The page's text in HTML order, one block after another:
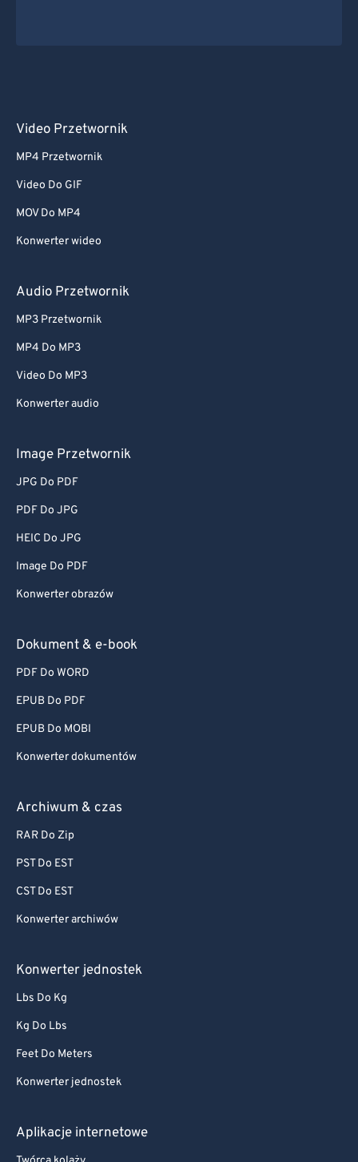
Video Przetwornik
MP4 Przetwornik
Video Do GIF
MOV Do MP4
Konwerter wideo
Audio Przetwornik
MP3 Przetwornik
MP4 Do MP3
Video Do MP3
Konwerter audio
Image Przetwornik
JPG Do PDF
PDF Do JPG
HEIC Do JPG
Image Do PDF
Konwerter obrazów
Dokument & e-book
PDF Do WORD
EPUB Do PDF
EPUB Do MOBI
Konwerter dokumentów
Archiwum & czas
RAR Do Zip
PST Do EST
CST Do EST
Konwerter archiwów
Konwerter jednostek
Lbs Do Kg
Kg Do Lbs
Feet Do Meters
Konwerter jednostek
Aplikacje internetowe